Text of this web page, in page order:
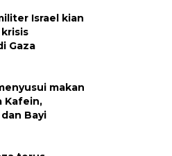
Israel kian
Gaza
makan
Kafein,
Bayi